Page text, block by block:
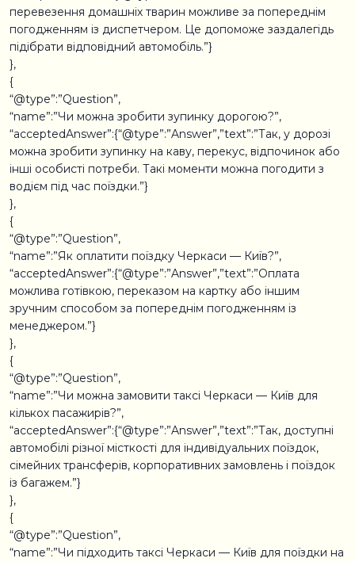
перевезення домашніх тварин можливе за попереднім
погодженням із диспетчером. Це допоможе заздалегідь
підібрати відповідний автомобіль.”}
},
{
“@type”:”Question”,
“name”:”Чи можна зробити зупинку дорогою?”,
“acceptedAnswer”:{“@type”:”Answer”,”text”:”Так, у дорозі
можна зробити зупинку на каву, перекус, відпочинок або
інші особисті потреби. Такі моменти можна погодити з
водієм під час поїздки.”}
},
{
“@type”:”Question”,
“name”:”Як оплатити поїздку Черкаси — Київ?”,
“acceptedAnswer”:{“@type”:”Answer”,”text”:”Оплата
можлива готівкою, переказом на картку або іншим
зручним способом за попереднім погодженням із
менеджером.”}
},
{
“@type”:”Question”,
“name”:”Чи можна замовити таксі Черкаси — Київ для
кількох пасажирів?”,
“acceptedAnswer”:{“@type”:”Answer”,”text”:”Так, доступні
автомобілі різної місткості для індивідуальних поїздок,
сімейних трансферів, корпоративних замовлень і поїздок
із багажем.”}
},
{
“@type”:”Question”,
“name”:”Чи підходить таксі Черкаси — Київ для поїздки на